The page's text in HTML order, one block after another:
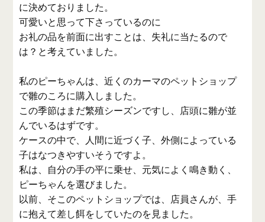
に決めておりました。
可愛いと思って下さっているのに
お礼の品を前面に出すことは、失礼に当たるので
は？と考えていました。
私のピーちゃんは、近くのカーマのペットショップ
で雛のころに購入しました。
この季節はまだ繁殖シーズンですし、店頭に雛が並
んでいるはずです。
ケースの中で、人間に近づく子、外側によっている
子はなつきやすいそうですよ。
私は、自分の手の平に乗せ、元気によく鳴き動く、
ピーちゃんを選びました。
以前、そこのペットショップでは、店員さんが、手
に抱えて差し餌をしていたのを見ました。